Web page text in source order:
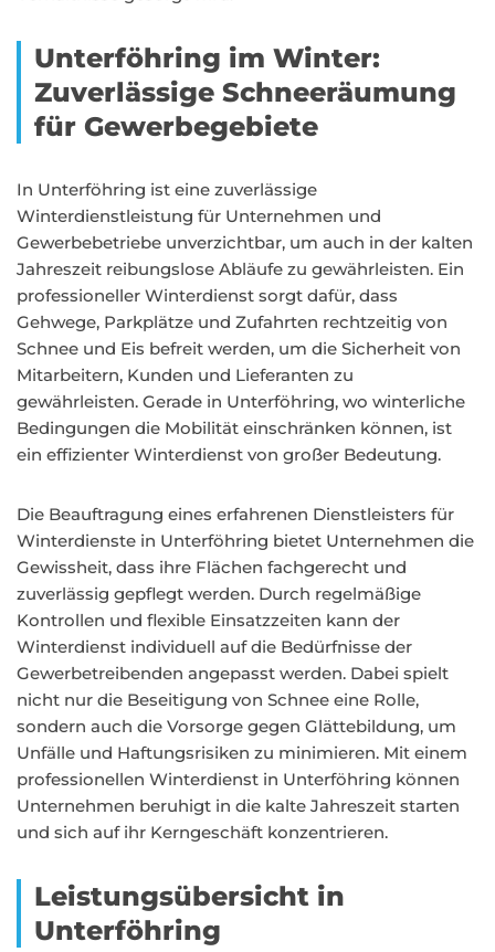
Unterföhring im Winter:
Zuverlässige Schneeräumung
für Gewerbegebiete
In Unterföhring ist eine zuverlässige
Winterdienstleistung für Unternehmen und
Gewerbebetriebe unverzichtbar, um auch in der kalten
Jahreszeit reibungslose Abläufe zu gewährleisten. Ein
professioneller Winterdienst sorgt dafür, dass
Gehwege, Parkplätze und Zufahrten rechtzeitig von
Schnee und Eis befreit werden, um die Sicherheit von
Mitarbeitern, Kunden und Lieferanten zu
gewährleisten. Gerade in Unterföhring, wo winterliche
Bedingungen die Mobilität einschränken können, ist
ein effizienter Winterdienst von großer Bedeutung.
Die Beauftragung eines erfahrenen Dienstleisters für
Winterdienste in Unterföhring bietet Unternehmen die
Gewissheit, dass ihre Flächen fachgerecht und
zuverlässig gepflegt werden. Durch regelmäßige
Kontrollen und flexible Einsatzzeiten kann der
Winterdienst individuell auf die Bedürfnisse der
Gewerbetreibenden angepasst werden. Dabei spielt
nicht nur die Beseitigung von Schnee eine Rolle,
sondern auch die Vorsorge gegen Glättebildung, um
Unfälle und Haftungsrisiken zu minimieren. Mit einem
professionellen Winterdienst in Unterföhring können
Unternehmen beruhigt in die kalte Jahreszeit starten
und sich auf ihr Kerngeschäft konzentrieren.
Leistungsübersicht in
Unterföhring